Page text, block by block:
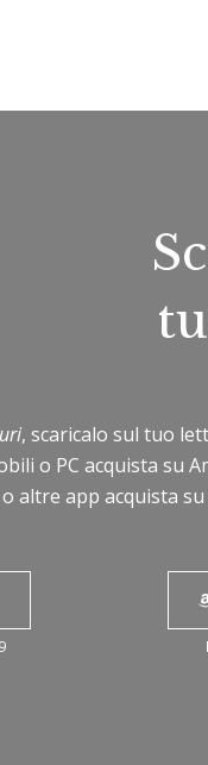
, scaricalo sul tuo
o PC acquista su
altre app acquista